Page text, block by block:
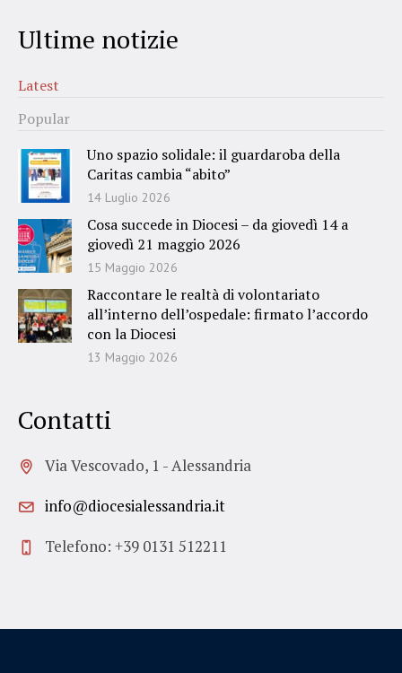
Ultime notizie
Latest
Popular
Uno spazio solidale: il guardaroba della
Caritas cambia “abito”
14 Luglio 2026
Cosa succede in Diocesi – da giovedì 14 a
giovedì 21 maggio 2026
15 Maggio 2026
Raccontare le realtà di volontariato
all’interno dell’ospedale: firmato l’accordo
con la Diocesi
13 Maggio 2026
Contatti
Via Vescovado, 1 - Alessandria
info@diocesialessandria.it
Telefono: +39 0131 512211